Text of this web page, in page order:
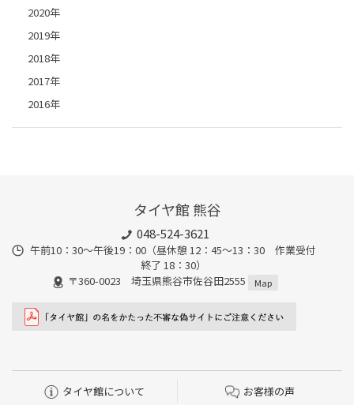
2020年
2019年
2018年
2017年
2016年
タイヤ館 熊谷
048-524-3621
午前10：30～午後19：00（昼休憩 12：45～13：30 作業受付
終了 18：30）
〒360-0023 埼玉県熊谷市佐谷田2555
Map
タイヤ館について お客様の声